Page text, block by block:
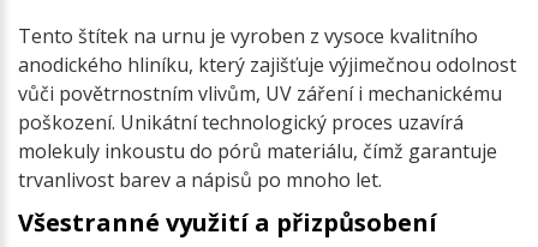
Tento štítek na urnu je vyroben z vysoce kvalitního
anodického hliníku, který zajišťuje výjimečnou odolnost
vůči povětrnostním vlivům, UV záření i mechanickému
poškození. Unikátní technologický proces uzavírá
molekuly inkoustu do pórů materiálu, čímž garantuje
trvanlivost barev a nápisů po mnoho let.
Všestranné využití a přizpůsobení